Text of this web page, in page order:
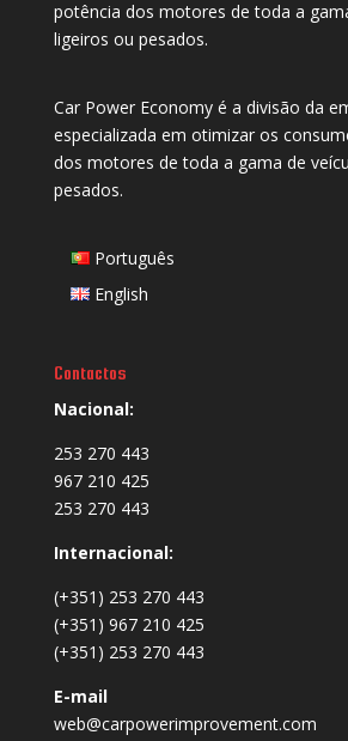
potência dos motores de toda a
ligeiros ou pesados.
Car Power Economy é a divisão da
especializada em otimizar os
dos motores de toda a gama de
pesados.
Português
English
Contactos
Nacional:
253 270 443
967 210 425
253 270 443
Internacional:
(+351) 253 270 443
(+351) 967 210 425
(+351) 253 270 443
E-mail
web@carpowerimprovement.com